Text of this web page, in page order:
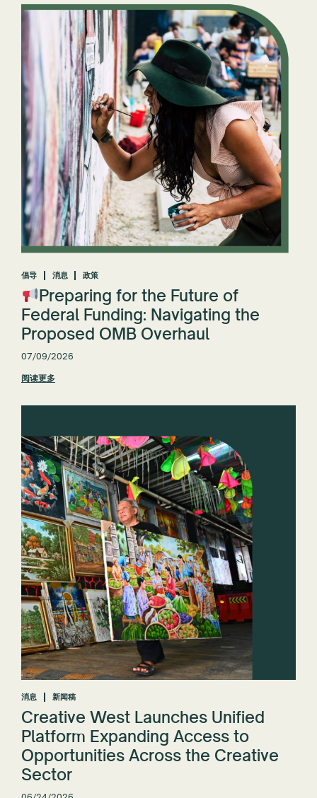
倡导 消息 政策
Preparing for the Future of
Federal Funding: Navigating the
Proposed OMB Overhaul
07/09/2026
阅读更多
消息 新闻稿
Creative West Launches Unified
Platform Expanding Access to
Opportunities Across the Creative
Sector